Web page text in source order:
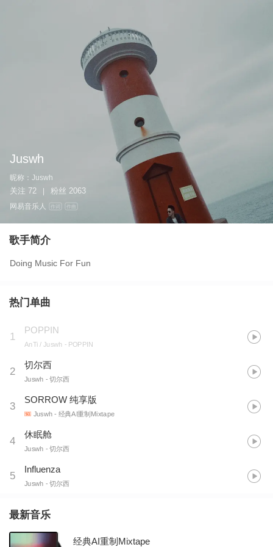
Juswh
昵称： Juswh
关注 72 粉丝 2063
网易音乐人 作词 作曲
歌手简介
Doing Music For Fun
热门单曲
1
POPPIN
AnTi / Juswh - POPPIN
2
切尔西
Juswh - 切尔西
3
SORROW 纯享版
Juswh - 经典AI重制Mixtape
4
休眠舱
Juswh - 切尔西
5
Influenza
Juswh - 切尔西
最新音乐
经典AI重制Mixtape